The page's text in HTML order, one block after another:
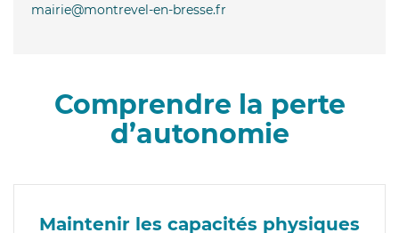
mairie@montrevel-en-bresse.fr
Comprendre la perte
d’autonomie
Maintenir les capacités physiques